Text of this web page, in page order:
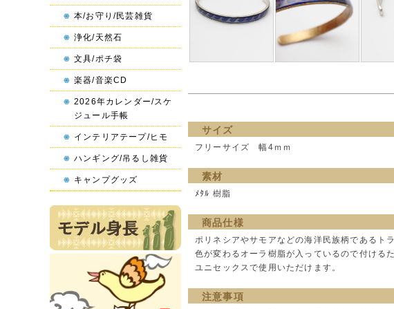
サイズ
フリーサイズ 幅4ｍｍ
素材
ﾒﾀﾙ 樹脂
商品仕様
ポリネシアやサモアなどの海洋民族柄であるト
色が変わるオーラ樹脂が入っているので付ける
ユニセックスで使用いただけます。
注意事項
本/お守り/民芸雑貨
浄化/天然石
文具/ポチ袋
楽器/音楽CD
2026年カレンダー/スケ
ジュール手帳
インテリアテープ/ヒモ
ハンギング/吊るし雑貨
キャンプグッズ